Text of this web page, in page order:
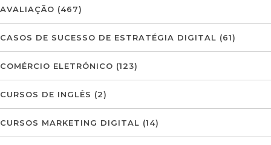
AVALIAÇÃO (467)
CASOS DE SUCESSO DE ESTRATÉGIA DIGITAL (61)
COMÉRCIO ELETRÓNICO (123)
CURSOS DE INGLÊS (2)
CURSOS MARKETING DIGITAL (14)